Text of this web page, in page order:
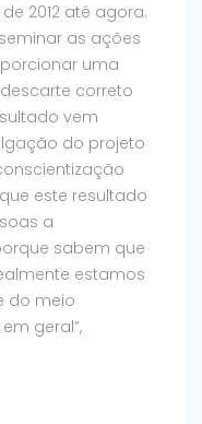
2012 até agora.
as ações
uma
correto
vem
do projeto
este resultado
a
sabem que
estamos
do meio
geral”,